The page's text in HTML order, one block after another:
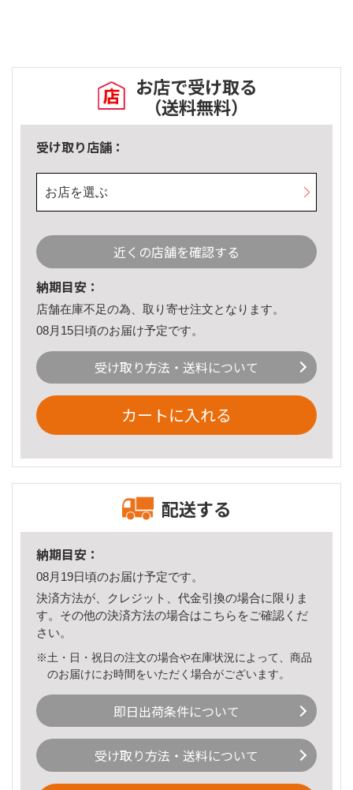
お店で受け取る
（送料無料）
受け取り店舗：
お店を選ぶ
近くの店舗を確認する
納期目安：
店舗在庫不足の為、取り寄せ注文となります。
08月15日頃のお届け予定です。
受け取り方法・送料について
カートに入れる
配送する
納期目安：
08月19日頃のお届け予定です。
決済方法が、クレジット、代金引換の場合に限りま
す。その他の決済方法の場合はこちら をご確認くだ
さい。
※土・日・祝日の注文の場合や在庫状況によって、商品
のお届けにお時間をいただく場合がございます。
即日出荷条件について
受け取り方法・送料について